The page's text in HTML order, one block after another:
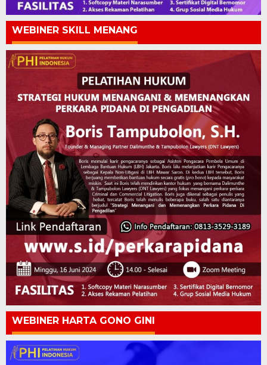
WEBINER SKILL MENANG
WEBINER HARTA GONO GINI